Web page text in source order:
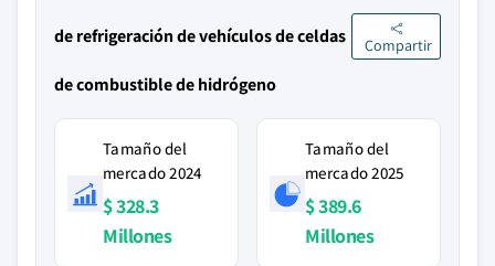
de refrigeración de vehículos de celdas
de combustible de hidrógeno
Compartir
Tamaño del
mercado 2024
$ 328.3
Millones
Tamaño del
mercado 2025
$ 389.6
Millones